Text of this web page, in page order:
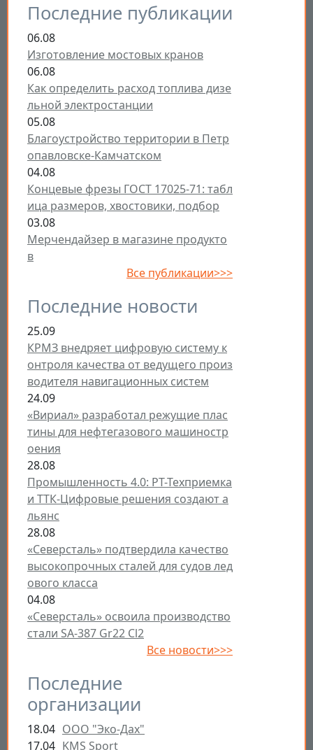
Последние публикации
06.08
Изготовление мостовых кранов
06.08
Как определить расход топлива дизе
льной электростанции
05.08
Благоустройство территории в Петр
опавловске-Камчатском
04.08
Концевые фрезы ГОСТ 17025-71: табл
ица размеров, хвостовики, подбор
03.08
Мерчендайзер в магазине продукто
в
Все публикации>>>
Последние новости
25.09
КРМЗ внедряет цифровую систему к
онтроля качества от ведущего произ
водителя навигационных систем
24.09
«Вириал» разработал режущие плас
тины для нефтегазового машиностр
оения
28.08
Промышленность 4.0: РТ-Техприемка
и ТТК-Цифровые решения создают а
льянс
28.08
«Северсталь» подтвердила качество
высокопрочных сталей для судов лед
ового класса
04.08
«Северсталь» освоила производство
стали SA-387 Gr22 Cl2
Все новости>>>
Последние
организации
18.04 ООО "Эко-Дах"
17.04 KMS Sport